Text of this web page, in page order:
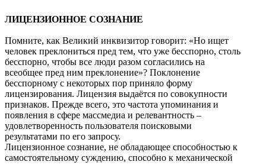
ЛИЦЕНЗИОННОЕ СОЗНАНИЕ
Помните, как Великий инквизитор говорит: «Но ищет
человек преклониться пред тем, что уже бесспорно, столь
бесспорно, чтобы все люди разом согласились на
всеобщее пред ним преклонение»? Поклонение
бесспорному с некоторых пор приняло форму
лицензирования. Лицензия выдаётся по совокупности
признаков. Прежде всего, это частота упоминания и
появления в сфере массмедиа и релевантность –
удовлетворенность пользователя поисковыми
результатами по его запросу.
Лицензионное сознание, не обладающее способностью к
самостоятельному суждению, способно к механической